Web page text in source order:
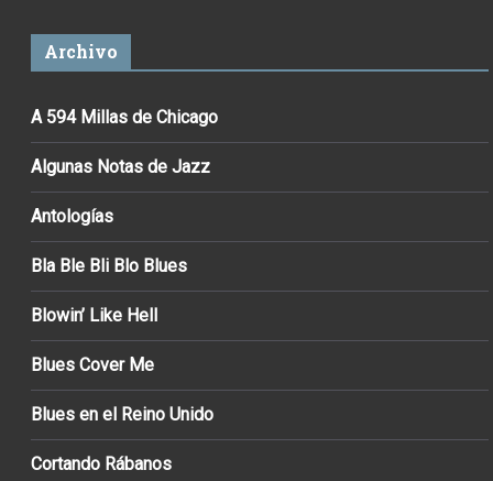
Archivo
A 594 Millas de Chicago
Algunas Notas de Jazz
Antologías
Bla Ble Bli Blo Blues
Blowin’ Like Hell
Blues Cover Me
Blues en el Reino Unido
Cortando Rábanos